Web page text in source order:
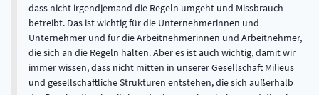
dass nicht irgendjemand die Regeln umgeht und Missbrauch
betreibt. Das ist wichtig für die Unternehmerinnen und
Unternehmer und für die Arbeitnehmerinnen und Arbeitnehmer,
die sich an die Regeln halten. Aber es ist auch wichtig, damit wir
immer wissen, dass nicht mitten in unserer Gesellschaft Milieus
und gesellschaftliche Strukturen entstehen, die sich außerhalb